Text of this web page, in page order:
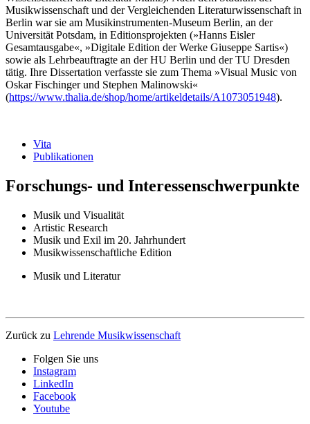
Musikwissenschaft und der Vergleichenden Literaturwissenschaft in
Berlin war sie am Musikinstrumenten-Museum Berlin, an der
Universität Potsdam, in Editionsprojekten (»Hanns Eisler
Gesamtausgabe«, »Digitale Edition der Werke Giuseppe Sartis«)
sowie als Lehrbeauftragte an der HU Berlin und der TU Dresden
tätig. Ihre Dissertation verfasste sie zum Thema »Visual Music von
Oskar Fischinger und Stephen Malinowski«
(https://www.thalia.de/shop/home/artikeldetails/A1073051948).
Vita
Publikationen
Forschungs- und Interessenschwerpunkte
Musik und Visualität
Artistic Research
Musik und Exil im 20. Jahrhundert
Musikwissenschaftliche Edition
Musik und Literatur
Zurück zu Lehrende Musikwissenschaft
Folgen Sie uns
Instagram
LinkedIn
Facebook
Youtube